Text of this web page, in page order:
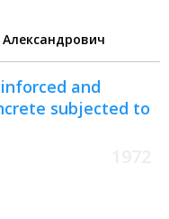
and
subjected to